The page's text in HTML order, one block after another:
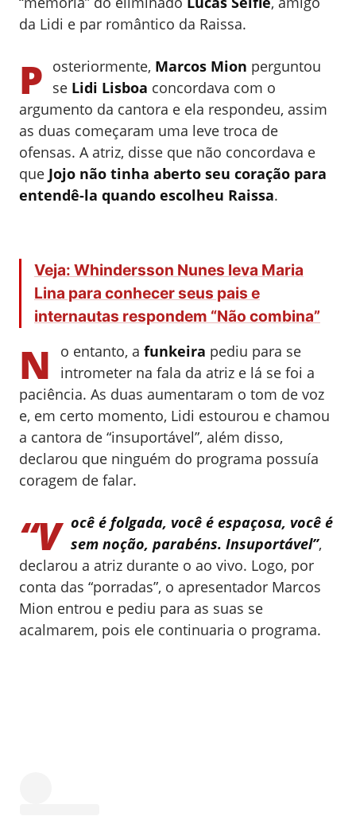
da Lidi e par romântico da Raissa.
P osteriormente, Marcos Mion perguntou
se Lidi Lisboa concordava com o
argumento da cantora e ela respondeu, assim
as duas começaram uma leve troca de
ofensas. A atriz, disse que não concordava e
que Jojo não tinha aberto seu coração para
entendê-la quando escolheu Raissa.
Veja: Whindersson Nunes leva Maria
Lina para conhecer seus pais e
internautas respondem “Não combina”
N o entanto, a funkeira pediu para se
intrometer na fala da atriz e lá se foi a
paciência. As duas aumentaram o tom de voz
e, em certo momento, Lidi estourou e chamou
a cantora de “insuportável”, além disso,
declarou que ninguém do programa possuía
coragem de falar.
“V ocê é folgada, você é espaçosa, você é
sem noção, parabéns. Insuportável”,
declarou a atriz durante o ao vivo. Logo, por
conta das “porradas”, o apresentador Marcos
Mion entrou e pediu para as suas se
acalmarem, pois ele continuaria o programa.